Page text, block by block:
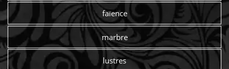
faïence
marbre
lustres